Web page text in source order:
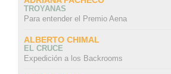
TROYANAS
Para entender el Premio Aena
ALBERTO CHIMAL
EL CRUCE
Expedición a los Backrooms